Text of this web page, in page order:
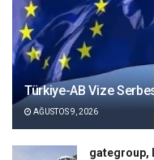
Türkiye-AB Vize
AĞUSTOS 9, 2026
gategroup,